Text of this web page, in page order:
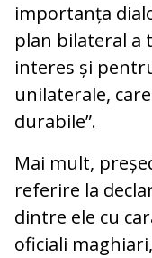
importanța
plan bilateral a
interes și
unilaterale,
durabile”.
Mai mult,
referire la
dintre ele cu
oficiali